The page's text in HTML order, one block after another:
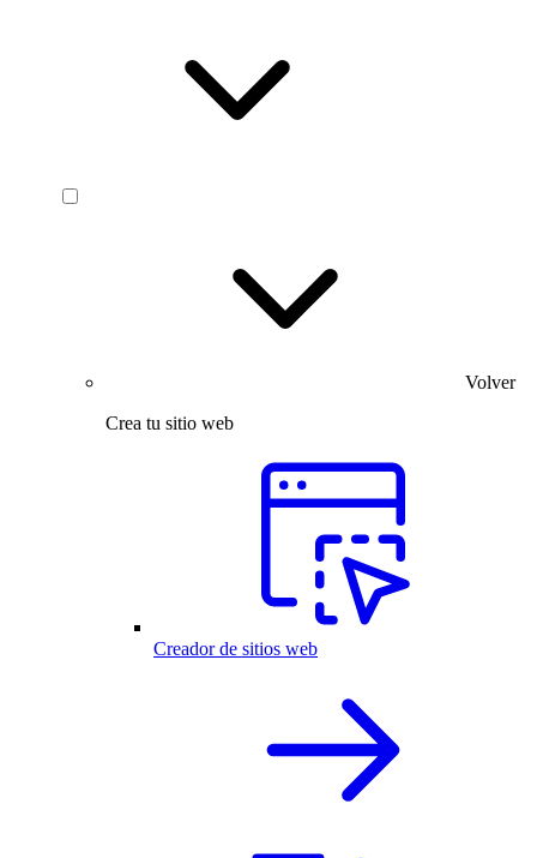
Volver
Crea tu sitio web
Creador de sitios web